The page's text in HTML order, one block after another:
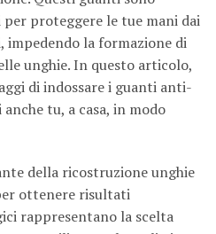
proteggere le tue mani dai
la formazione di
unghie. In questo articolo,
di indossare i guanti anti-
tu, a casa, in modo
della ricostruzione unghie
ottenere risultati
rappresentano la scelta